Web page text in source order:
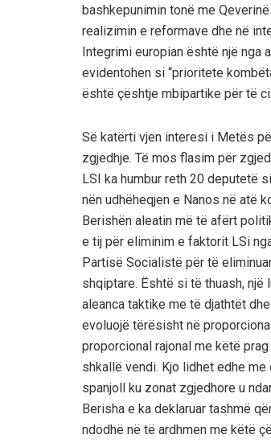
bashkepunimin tonë me
realizimin e reformave dhe në
Integrimi europian është një nga
evidentohen si “prioritete
është çështje mbipartike për të
Së katërti vjen interesi i Metës
zgjedhje. Të mos flasim për
LSI ka humbur reth 20 deputetë
nën udhëheqjen e Nanos në atë
Berishën aleatin më të afërt
e tij për eliminim e faktorit LSi
Partisë Socialistë për të
shqiptare. Është si të thuash,
aleanca taktike me të djathtët
evoluojë tërësisht në
proporcional rajonal me këtë
shkallë vendi. Kjo lidhet edhe
spanjoll ku zonat zgjedhore u
Berisha e ka deklaruar tashmë
ndodhë në të ardhmen me këtë